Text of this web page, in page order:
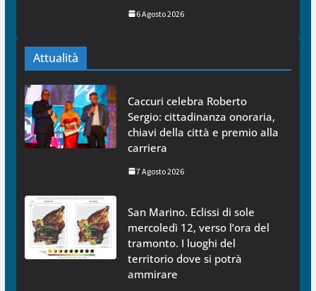
6 Agosto 2026
Attualità
Caccuri celebra Roberto
Sergio: cittadinanza onoraria,
chiavi della città e premio alla
carriera
7 Agosto 2026
San Marino. Eclissi di sole
mercoledì 12, verso l’ora del
tramonto. I luoghi del
territorio dove si potrà
ammirare